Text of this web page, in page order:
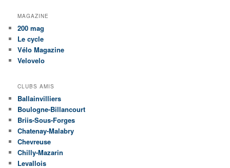
MAGAZINE
200 mag
Le cycle
Vélo Magazine
Velovelo
CLUBS AMIS
Ballainvilliers
Boulogne-Billancourt
Briis-Sous-Forges
Chatenay-Malabry
Chevreuse
Chilly-Mazarin
Levallois